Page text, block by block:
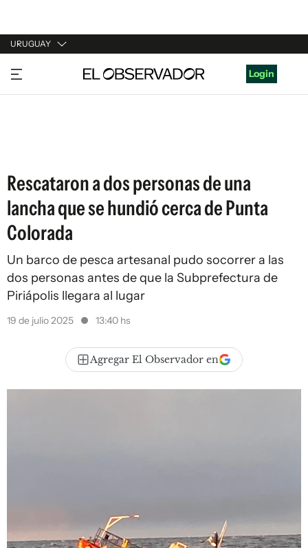
URUGUAY
URUGUAY
ARGENTINA
Login
Rescataron a dos personas de una
lancha que se hundió cerca de Punta
Colorada
Un barco de pesca artesanal pudo socorrer a las
dos personas antes de que la Subprefectura de
Piriápolis llegara al lugar
19 de julio 2025 13:40 hs
Agregar El Observador en